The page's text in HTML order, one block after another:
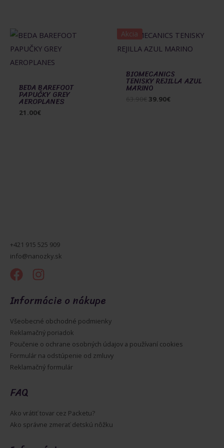
BEDA BAREFOOT
PAPUČKY GREY
AEROPLANES
21.00€
Akcia
BIOMECANICS
TENISKY REJILLA AZUL
MARINO
Pôvodná
39.90€
+421 915 525 909
info@nanozky.sk
Informácie o nákupe
Všeobecné obchodné podmienky
Reklamačný poriadok
Poučenie o ochrane osobných údajov a používaní cookies
Formulár na odstúpenie od zmluvy
Reklamačný formulár
FAQ
Ako vrátiť tovar cez Packetu?
Ako správne zmerať detskú nôžku